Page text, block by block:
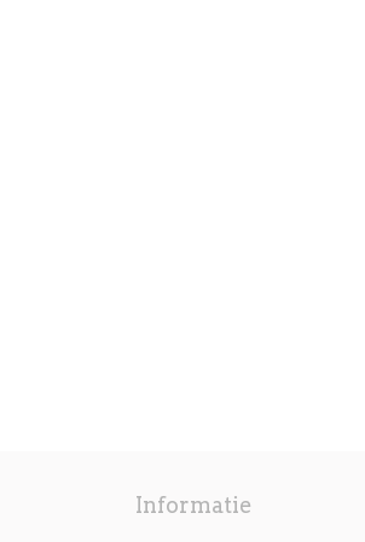
Informatie